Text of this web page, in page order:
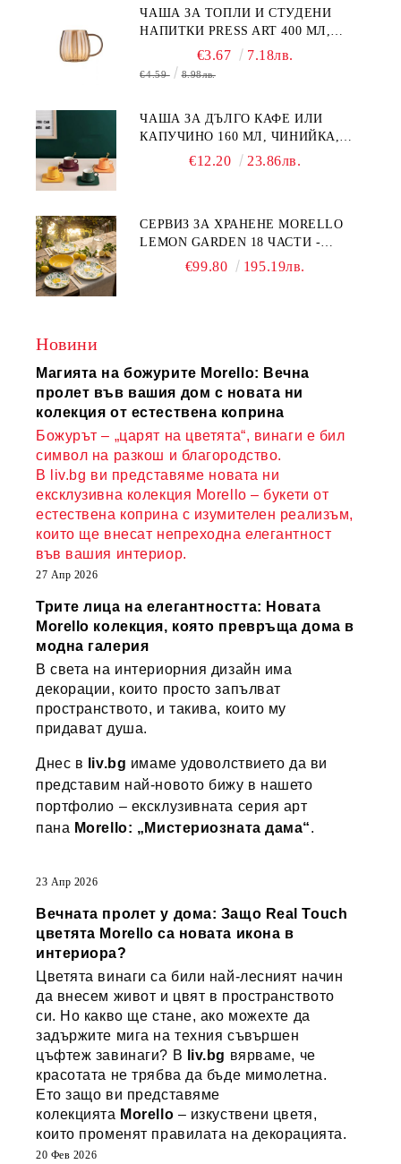
ЧАША ЗА ТОПЛИ И СТУДЕНИ
НАПИТКИ PRESS ART 400 МЛ,
БОРОСИЛИКАТНО СТЪКЛО
€3.67 7.18лв.
€4.59 8.98лв.
ЧАША ЗА ДЪЛГО КАФЕ ИЛИ
КАПУЧИНО 160 МЛ, ЧИНИЙКА,
ЛЪЖИЧКА GREEN, ORANGE LOVE
€12.20 23.86лв.
СЕРВИЗ ЗА ХРАНЕНЕ MORELLO
LEMON GARDEN 18 ЧАСТИ -
ПОРЦЕЛАН€99.80 195.19лв.
Новини
Магията на божурите Morello: Вечна
пролет във вашия дом с новата ни
колекция от естествена коприна
Божурът – „царят на цветята“, винаги е бил
символ на разкош и благородство.
В liv.bg ви представяме новата ни
ексклузивна колекция Morello – букети от
естествена коприна с изумителен реализъм,
които ще внесат непреходна елегантност
във вашия интериор.
27 Апр 2026
Трите лица на елегантността: Новата
Morello колекция, която превръща дома в
модна галерия
В света на интериорния дизайн има
декорации, които просто запълват
пространството, и такива, които му
придават душа.
Днес в liv.bg имаме удоволствието да ви
представим най-новото бижу в нашето
портфолио – ексклузивната серия арт
пана Morello: „Мистериозната дама“.
23 Апр 2026
Вечната пролет у дома: Защо Real Touch
цветята Morello са новата икона в
интериора?
Цветята винаги са били най-лесният начин
да внесем живот и цвят в пространството
си. Но какво ще стане, ако можехте да
задържите мига на техния съвършен
цъфтеж завинаги? В
liv.bg вярваме, че
красотата не трябва да бъде мимолетна.
Ето защо ви представяме
колекцията Morello – изкуствени цветя,
които променят правилата на декорацията.
20 Фев 2026